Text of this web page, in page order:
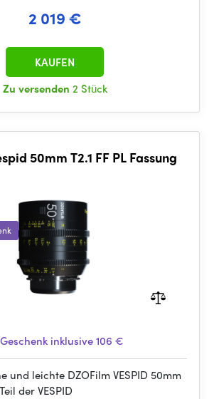
2 019 €
Zu versenden 2 Stück
KAUFEN
50mm T2.1 FF PL Fassung
inklusive 106 €
und leichte DZOFilm VESPID 50mm
der VESPID